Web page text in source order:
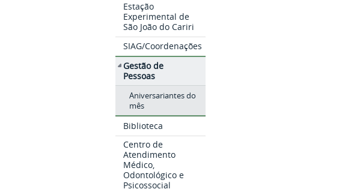
Estação
Experimental de
São João do Cariri
SIAG/Coordenações
Gestão de
Pessoas
Aniversariantes do
mês
Biblioteca
Centro de
Atendimento
Médico,
Odontológico e
Psicossocial